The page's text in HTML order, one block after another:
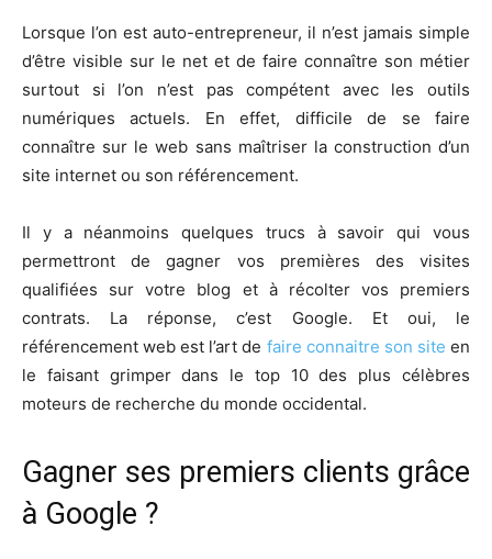
Lorsque l’on est auto-entrepreneur, il n’est jamais simple
d’être visible sur le net et de faire connaître son métier
surtout si l’on n’est pas compétent avec les outils
numériques actuels. En effet, difficile de se faire
connaître sur le web sans maîtriser la construction d’un
site internet ou son référencement.
Il y a néanmoins quelques trucs à savoir qui vous
permettront de gagner vos premières des visites
qualifiées sur votre blog et à récolter vos premiers
contrats. La réponse, c’est Google. Et oui, le
référencement web est l’art de faire connaitre son site en
le faisant grimper dans le top 10 des plus célèbres
moteurs de recherche du monde occidental.
Gagner ses premiers clients grâce
à Google ?